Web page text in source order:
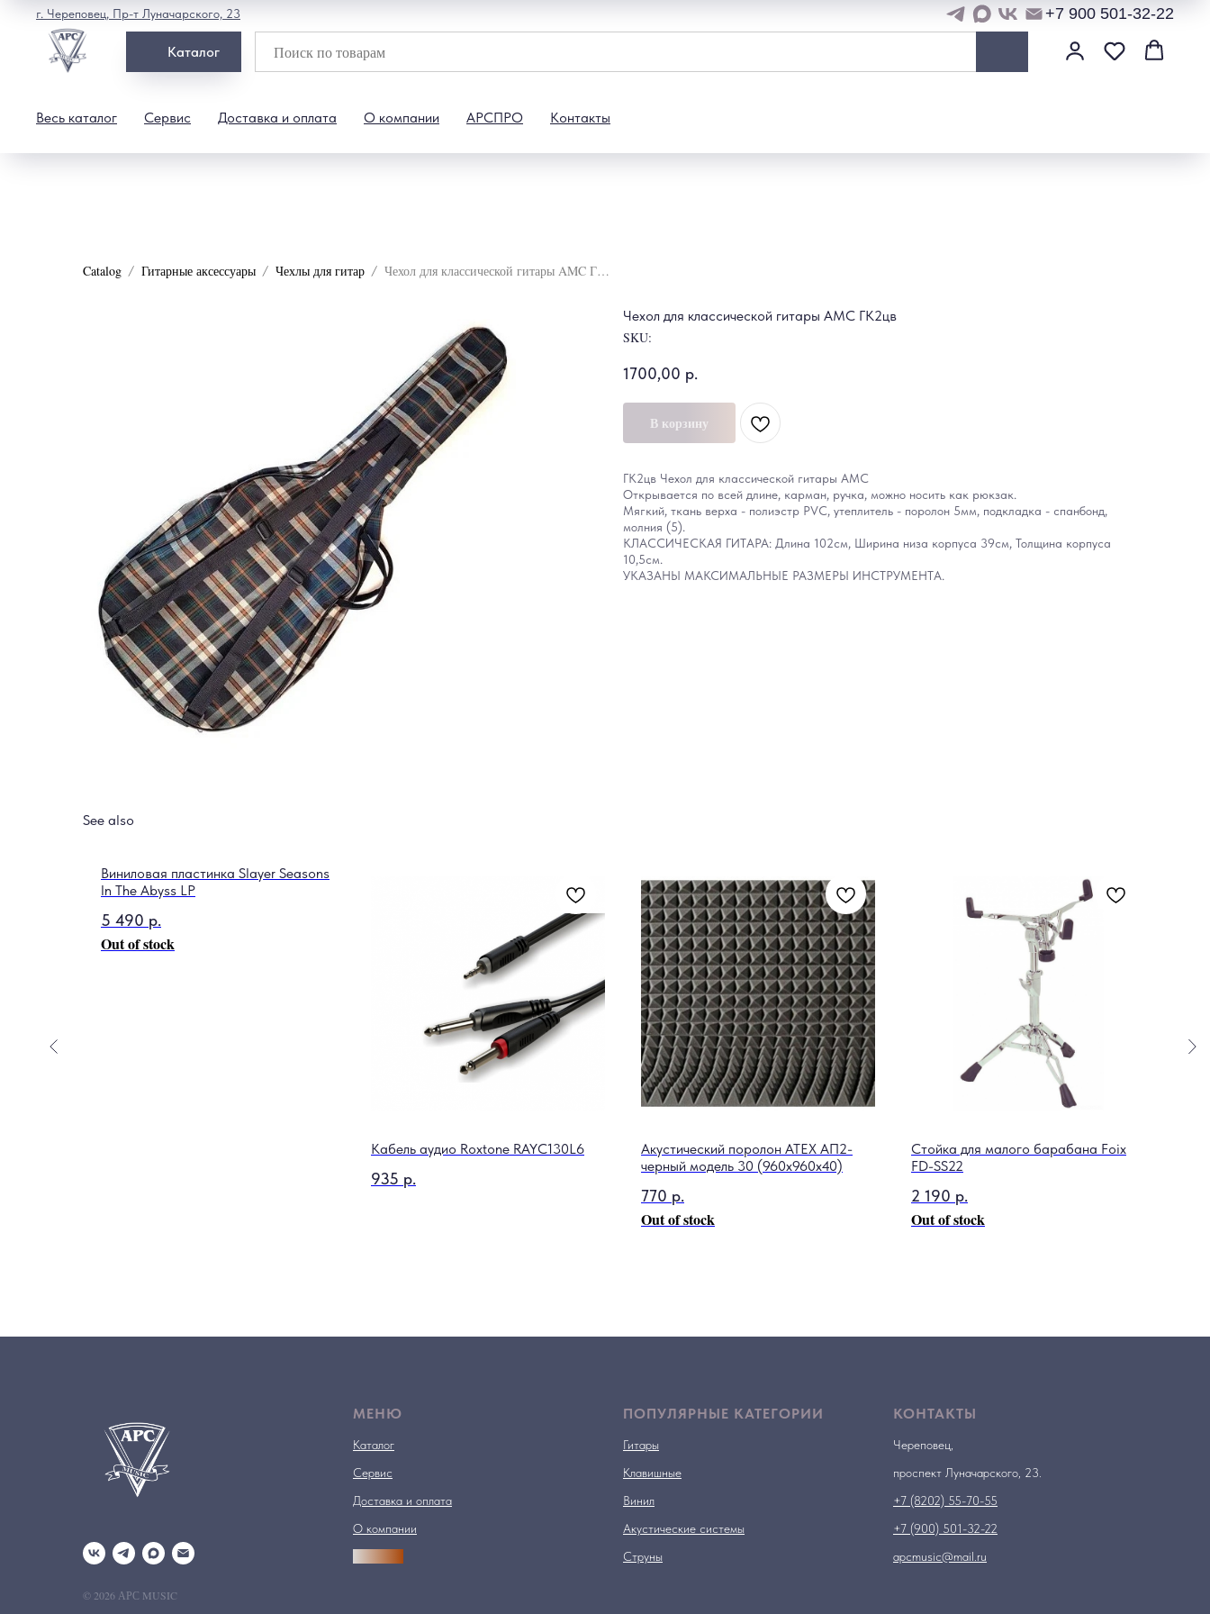
Каталог
Весь каталог Сервис Доставка и оплата О компании АРСПРО Контакты
г. Череповец, Пр-т Луначарского, 23 +7 900 501-32-22
Catalog Гитарные аксессуары Чехлы для гитар Чехол для классической гитары AMC ГК2цв
Чехол для классической гитары AMC ГК2цв
SKU:
1700,00 р.
В корзину
ГК2цв Чехол для классической гитары АМС
Открывается по всей длине, карман, ручка, можно носить как рюкзак.
Мягкий, ткань верха - полиэстр PVC, утеплитель - поролон 5мм, подкладка - спанбонд,
молния (5).
КЛАССИЧЕСКАЯ ГИТАРА: Длина 102см, Ширина низа корпуса 39см, Толщина корпуса
10,5см.
УКАЗАНЫ МАКСИМАЛЬНЫЕ РАЗМЕРЫ ИНСТРУМЕНТА.
See also
Виниловая пластинка Slayer Seasons
In The Abyss LP
5 490 р.
Out of stock
Кабель аудио Roxtone RAYC130L6
935 р.
Акустический поролон ATEX АП2-
черный модель 30 (960х960х40)
770 р.
Out of stock
Стойка для малого барабана Foix
FD-SS22
2 190 р.
Out of stock
© 2026 АРС MUSIC
МЕНЮ
Каталог
Сервис
Доставка и оплата
О компании
ПОПУЛЯРНЫЕ КАТЕГОРИИ
Гитары
Клавишные
Винил
Акустические системы
Струны
КОНТАКТЫ
Череповец,
проспект Луначарского, 23.
+7 (8202) 55-70-55
+7 (900) 501-32-22
apcmusic@mail.ru